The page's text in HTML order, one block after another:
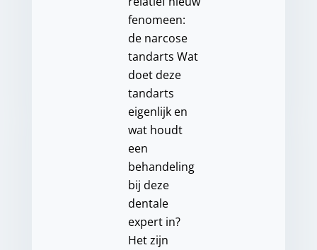
fenomeen:
de narcose
tandarts Wat
doet deze
tandarts
eigenlijk en
wat houdt
een
behandeling
bij deze
dentale
expert in?
Het zijn